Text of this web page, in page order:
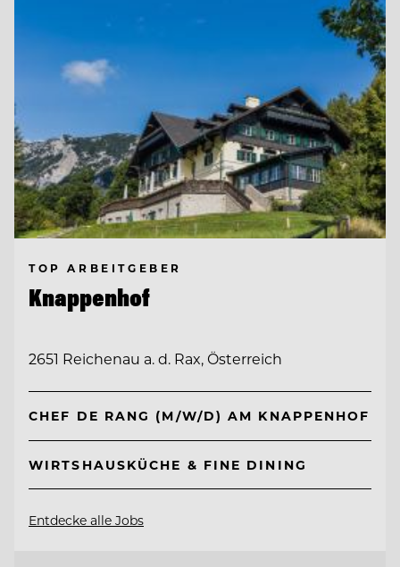
TOP ARBEITGEBER
Knappenhof
2651 Reichenau a. d. Rax, Österreich
CHEF DE RANG (M/W/D) AM KNAPPENHOF
WIRTSHAUSKÜCHE & FINE DINING
Entdecke alle Jobs